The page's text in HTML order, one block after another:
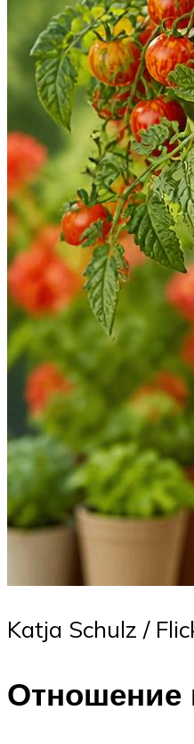
Katja Schulz /
Отношение